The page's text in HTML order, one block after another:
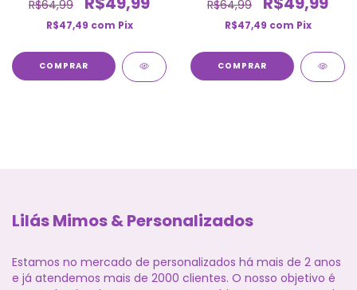
R$64,99
R$47,49 com Pix
COMPRAR
R$64,99
R$47,49 com Pix
COMPRAR
Lilás Mimos & Personalizados
Estamos no mercado de personalizados há mais de 2 anos
e já atendemos mais de 2000 clientes. O nosso objetivo é